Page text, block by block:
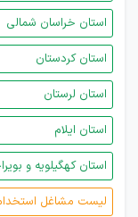
استان خراسان شمالی
استان کردستان
استان لرستان
استان ایلام
استان کهگیلویه و
لیست مشاغل